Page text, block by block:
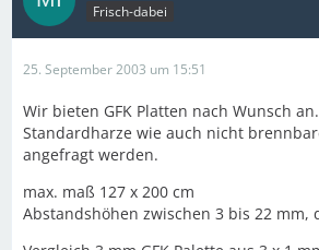
Frisch-dabei
25. September 2003 um 15:51
Wir bieten GFK Platten nach Wunsch
Standardharze wie auch nicht
angefragt werden.
max. maß 127 x 200 cm
Abstandshöhen zwischen 3 bis 22 mm,